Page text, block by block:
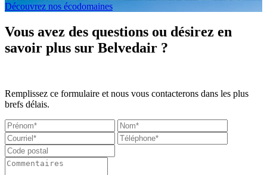
Découvrez nos écodomaines
Vous avez des questions ou désirez en
savoir plus sur Belvedair ?
Remplissez ce formulaire et nous vous contacterons dans les plus
brefs délais.